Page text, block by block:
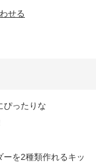
せる
ぴったりな
を2種類作れるキッ